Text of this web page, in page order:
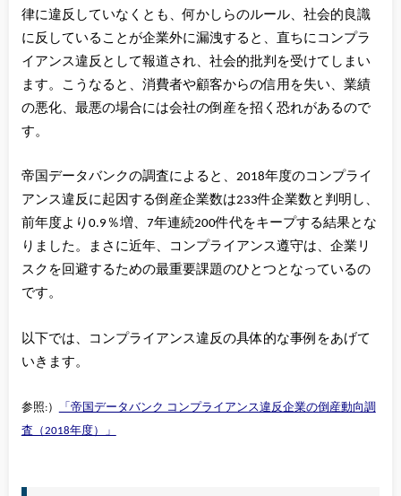
律に違反していなくとも、何かしらのルール、社会的良識
に反していることが企業外に漏洩すると、直ちにコンプラ
イアンス違反として報道され、社会的批判を受けてしまい
ます。こうなると、消費者や顧客からの信用を失い、業績
の悪化、最悪の場合には会社の倒産を招く恐れがあるので
す。
帝国データバンクの調査によると、2018年度のコンプライ
アンス違反に起因する倒産企業数は233件企業数と判明し、
前年度より0.9％増、7年連続200件代をキープする結果とな
りました。まさに近年、コンプライアンス遵守は、企業リ
スクを回避するための最重要課題のひとつとなっているの
です。
以下では、コンプライアンス違反の具体的な事例をあげて
いきます。
参照:）
「帝国データバンク コンプライアンス違反企業の倒産動向調
査（2018年度）」